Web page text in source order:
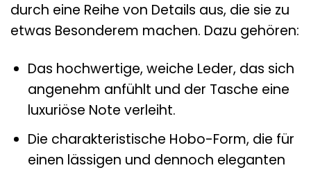
durch eine Reihe von Details aus, die sie zu
etwas Besonderem machen. Dazu gehören:
Das hochwertige, weiche Leder, das sich
angenehm anfühlt und der Tasche eine
luxuriöse Note verleiht.
Die charakteristische Hobo-Form, die für
einen lässigen und dennoch eleganten